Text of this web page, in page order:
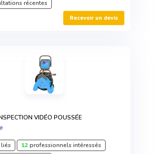
récentes
Recevoir un devis
VIDÉO POUSSÉE
liés 12professionnels intéressés